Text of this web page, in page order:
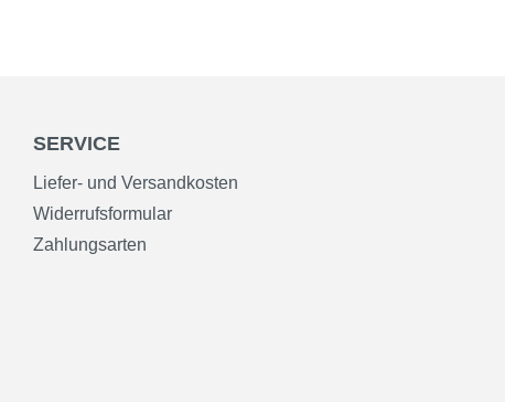
SERVICE
Liefer- und Versandkosten
Widerrufsformular
Zahlungsarten